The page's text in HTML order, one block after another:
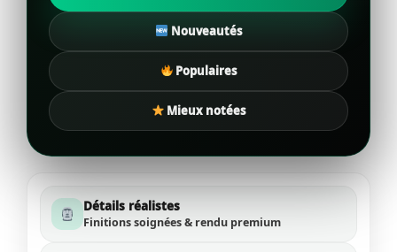
Nouveautés
Populaires
Mieux notées
Détails réalistes
Finitions soignées & rendu premium